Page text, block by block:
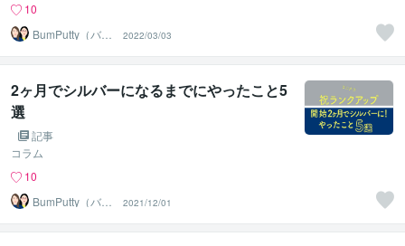
10
BumPutty（バン
2022/03/03
2ヶ月でシルバーになるまでにやったこと5
選
記事
コラム
10
BumPutty（バン
2021/12/01